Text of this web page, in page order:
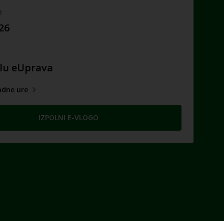
eUprava
ure
IZPOLNI E-VLOGO